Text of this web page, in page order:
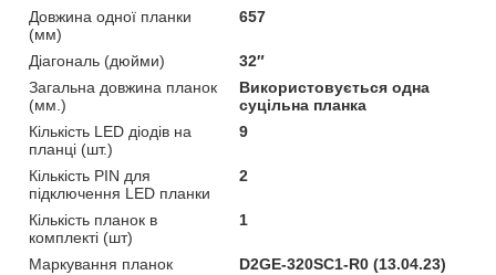
Довжина одної планки
(мм)
657
Діагональ (дюйми)
32″
Загальна довжина планок
(мм.)
Використовується одна
суцільна планка
Кількість LED діодів на
планці (шт.)
9
Кількість PIN для
підключення LED планки
2
Кількість планок в
комплекті (шт)
1
Маркування планок
D2GE-320SC1-R0 (13.04.23)